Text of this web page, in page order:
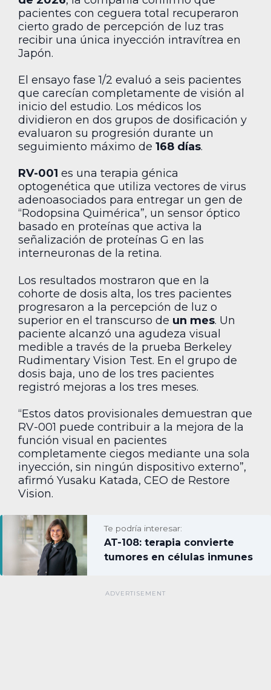
pacientes con ceguera total recuperaron
cierto grado de percepción de luz tras
recibir una única inyección intravítrea en
Japón.
El ensayo fase 1/2 evaluó a seis pacientes
que carecían completamente de visión al
inicio del estudio. Los médicos los
dividieron en dos grupos de dosificación y
evaluaron su progresión durante un
seguimiento máximo de 168 días.
RV-001 es una terapia génica
optogenética que utiliza vectores de virus
adenoasociados para entregar un gen de
“Rodopsina Quimérica”, un sensor óptico
basado en proteínas que activa la
señalización de proteínas G en las
interneuronas de la retina.
Los resultados mostraron que en la
cohorte de dosis alta, los tres pacientes
progresaron a la percepción de luz o
superior en el transcurso de un mes. Un
paciente alcanzó una agudeza visual
medible a través de la prueba Berkeley
Rudimentary Vision Test. En el grupo de
dosis baja, uno de los tres pacientes
registró mejoras a los tres meses.
“Estos datos provisionales demuestran que
RV-001 puede contribuir a la mejora de la
función visual en pacientes
completamente ciegos mediante una sola
inyección, sin ningún dispositivo externo”,
afirmó Yusaku Katada, CEO de Restore
Vision.
Te podría interesar:
AT-108: terapia convierte
tumores en células inmunes